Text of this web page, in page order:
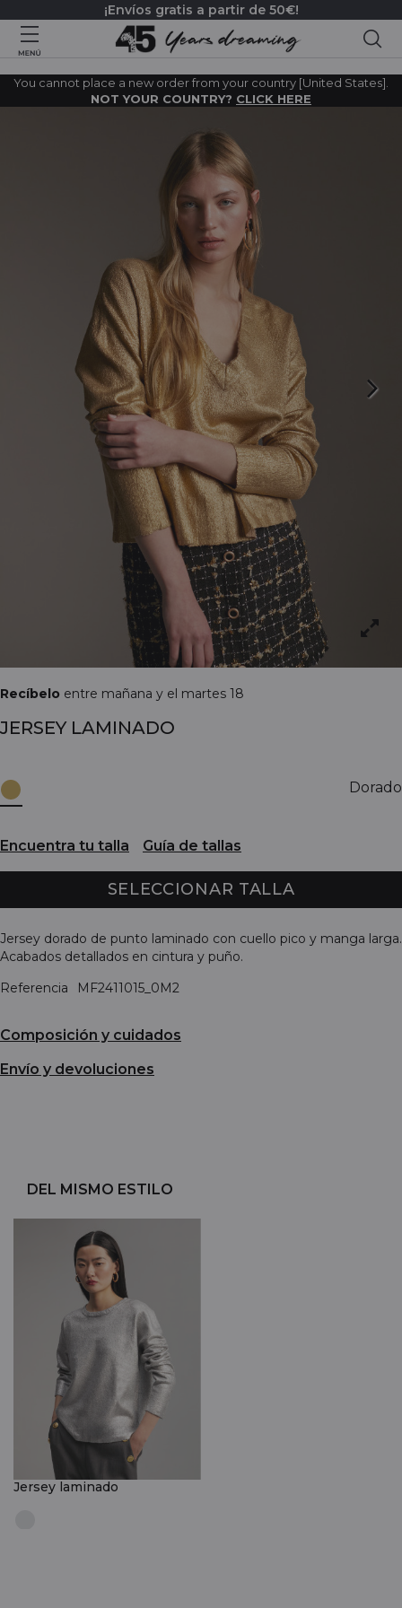
¡Envíos gratis a partir de 50€!
You cannot place a new order from your country [United States].
NOT YOUR COUNTRY? CLICK HERE
Recíbelo entre mañana y el martes 18
JERSEY LAMINADO
Dorado
Encuentra tu talla Guía de tallas
SELECCIONAR TALLA
Jersey dorado de punto laminado con cuello pico y manga larga.
Acabados detallados en cintura y puño.
Referencia
MF2411015_0M2
Composición y cuidados
Envío y devoluciones
DEL MISMO ESTILO
Jersey laminado